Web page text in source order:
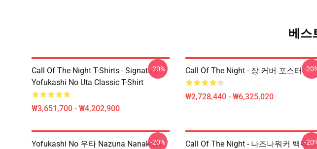
베스
Call Of The Night T-Shirts - Signature
Yofukashi No Uta Classic T-Shirt
₩3,651,700 - ₩4,202,900
-20% Call Of The Night - 장 커버 포스터
₩2,728,440 - ₩6,325,020
-
Yofukashi No 우타 Nazuna Nanakusa
-20% Call Of The Night - 나즈나워커 백팩
-